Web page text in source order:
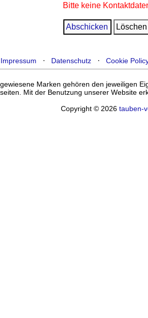
Bitte keine
Impressum · Datenschutz ·Cookie
Marken gehören den jeweiligen
Mit der Benutzung unserer Website
Copyright © 2026tauben-